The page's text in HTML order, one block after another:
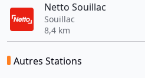
Netto Souillac
Souillac
8,4 km
Autres Stations